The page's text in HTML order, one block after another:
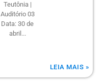
Teutônia |
Auditório 03
Data: 30 de
abril...
LEIA MAIS »